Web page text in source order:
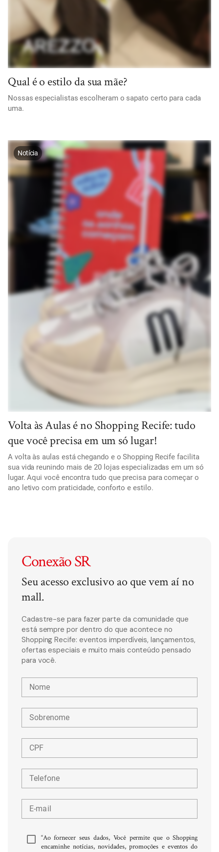
Qual é o estilo da sua mãe?
Nossas especialistas escolheram o sapato certo para cada
uma.
Notícia
Volta às Aulas é no Shopping Recife: tudo
que você precisa em um só lugar!
A volta às aulas está chegando e o Shopping Recife facilita
sua vida reunindo mais de 20 lojas especializadas em um só
lugar. Aqui você encontra tudo que precisa para começar o
ano letivo com praticidade, conforto e estilo.
Conexão SR
Seu acesso exclusivo ao que vem aí no
mall.
Cadastre-se para fazer parte da comunidade que
está sempre por dentro do que acontece no
Shopping Recife: eventos imperdíveis, lançamentos,
ofertas especiais e muito mais conteúdo pensado
para você.
Nome
Sobrenome
CPF
Telefone
E-mail
“Ao fornecer seus dados, Você permite que o Shopping
encaminhe notícias, novidades, promoções e eventos do